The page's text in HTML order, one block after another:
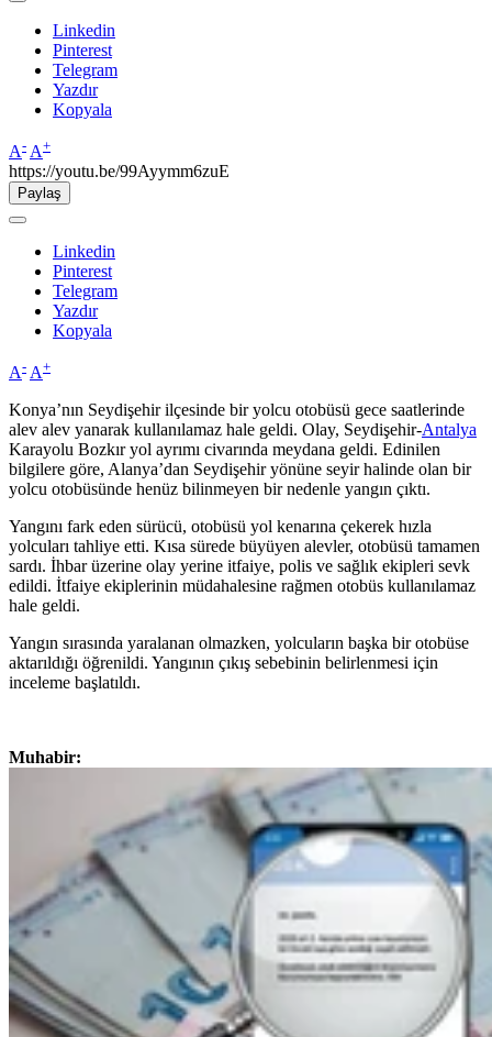
Linkedin
Pinterest
Telegram
Yazdır
Kopyala
A- A+
https://youtu.be/99Ayymm6zuE
Paylaş
Linkedin
Pinterest
Telegram
Yazdır
Kopyala
A- A+
Konya’nın Seydişehir ilçesinde bir yolcu otobüsü gece saatlerinde
alev alev yanarak kullanılamaz hale geldi. Olay, Seydişehir-Antalya
Karayolu Bozkır yol ayrımı civarında meydana geldi. Edinilen
bilgilere göre, Alanya’dan Seydişehir yönüne seyir halinde olan bir
yolcu otobüsünde henüz bilinmeyen bir nedenle yangın çıktı.
Yangını fark eden sürücü, otobüsü yol kenarına çekerek hızla
yolcuları tahliye etti. Kısa sürede büyüyen alevler, otobüsü tamamen
sardı. İhbar üzerine olay yerine itfaiye, polis ve sağlık ekipleri sevk
edildi. İtfaiye ekiplerinin müdahalesine rağmen otobüs kullanılamaz
hale geldi.
Yangın sırasında yaralanan olmazken, yolcuların başka bir otobüse
aktarıldığı öğrenildi. Yangının çıkış sebebinin belirlenmesi için
inceleme başlatıldı.
Muhabir: